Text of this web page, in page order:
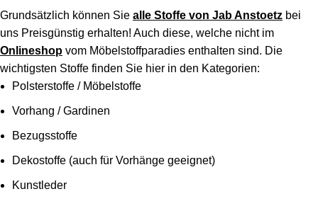
Grundsätzlich können Sie alle Stoffe von Jab Anstoetz bei
uns Preisgünstig erhalten! Auch diese, welche nicht im
Onlineshop vom Möbelstoffparadies enthalten sind. Die
wichtigsten Stoffe finden Sie hier in den Kategorien:
Polsterstoffe / Möbelstoffe
Vorhang / Gardinen
Bezugsstoffe
Dekostoffe (auch für Vorhänge geeignet)
Kunstleder